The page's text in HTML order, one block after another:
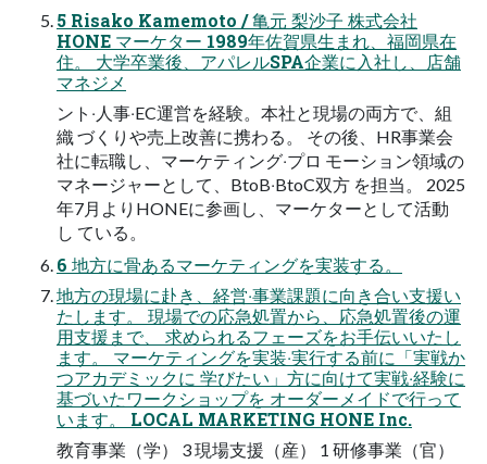
5 Risako Kamemoto / ⻲元 梨沙⼦ 株式会社
HONE マーケター 1989年佐賀県⽣まれ、福岡県在
住。 ⼤学卒業後、アパレルSPA企業に⼊社し、店舗
マネジメ
ント‧⼈事‧EC運営を経験。本社と現場の両⽅で、組
織 づくりや売上改善に携わる。 その後、HR事業会
社に転職し、マーケティング‧プロ モーション領域の
マネージャーとして、BtoB‧BtoC双⽅ を担当。 2025
年7⽉よりHONEに参画し、マーケターとして活動
し ている。
6 地⽅に⾻あるマーケティングを実装する。
地⽅の現場に赴き、経営‧事業課題に向き合い⽀援い
たします。 現場での応急処置から、応急処置後の運
⽤⽀援まで、 求められるフェーズをお⼿伝いいたし
ます。 マーケティングを実装‧実⾏する前に「実戦か
つアカデミックに 学びたい」⽅に向けて実戦‧経験に
基づいたワークショップを オーダーメイドで⾏って
います。 LOCAL MARKETING HONE Inc.
教育事業（学） 3 現場⽀援（産） 1 研修事業（官）